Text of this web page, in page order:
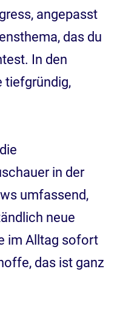
angepasst
das du
In den
tiefgründig,
in der
umfassend,
neue
im Alltag sofort
das ist ganz